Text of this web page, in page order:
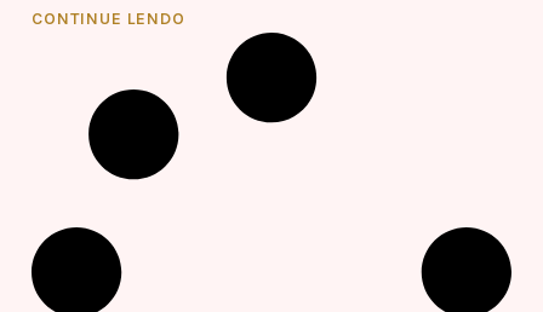
CONTINUE LENDO